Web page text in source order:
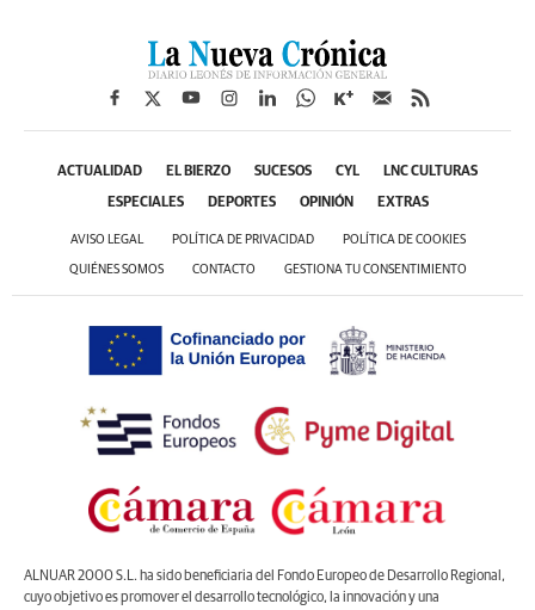
ACTUALIDAD EL BIERZO SUCESOS CYL LNC CULTURAS
ESPECIALES DEPORTES OPINIÓN EXTRAS
AVISO LEGAL POLÍTICA DE PRIVACIDAD POLÍTICA DE COOKIES
QUIÉNES SOMOS CONTACTO GESTIONA TU CONSENTIMIENTO
ALNUAR 2000 S.L. ha sido beneficiaria del Fondo Europeo de Desarrollo Regional,
cuyo objetivo es promover el desarrollo tecnológico, la innovación y una